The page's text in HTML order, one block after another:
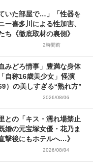
いた部屋で…」「性器を
ー喜多川による性加害、
ち《徹底取材の裏側》
2時間前
みどろ情事」豊満な身体
自称16歳美少女」怪演
）の美しすぎる“熟れ方”
2026/08/06
との「キス・濡れ場禁止
婚の元宝塚女優・花乃ま
撃後にもホテルへ…》
2026/08/04